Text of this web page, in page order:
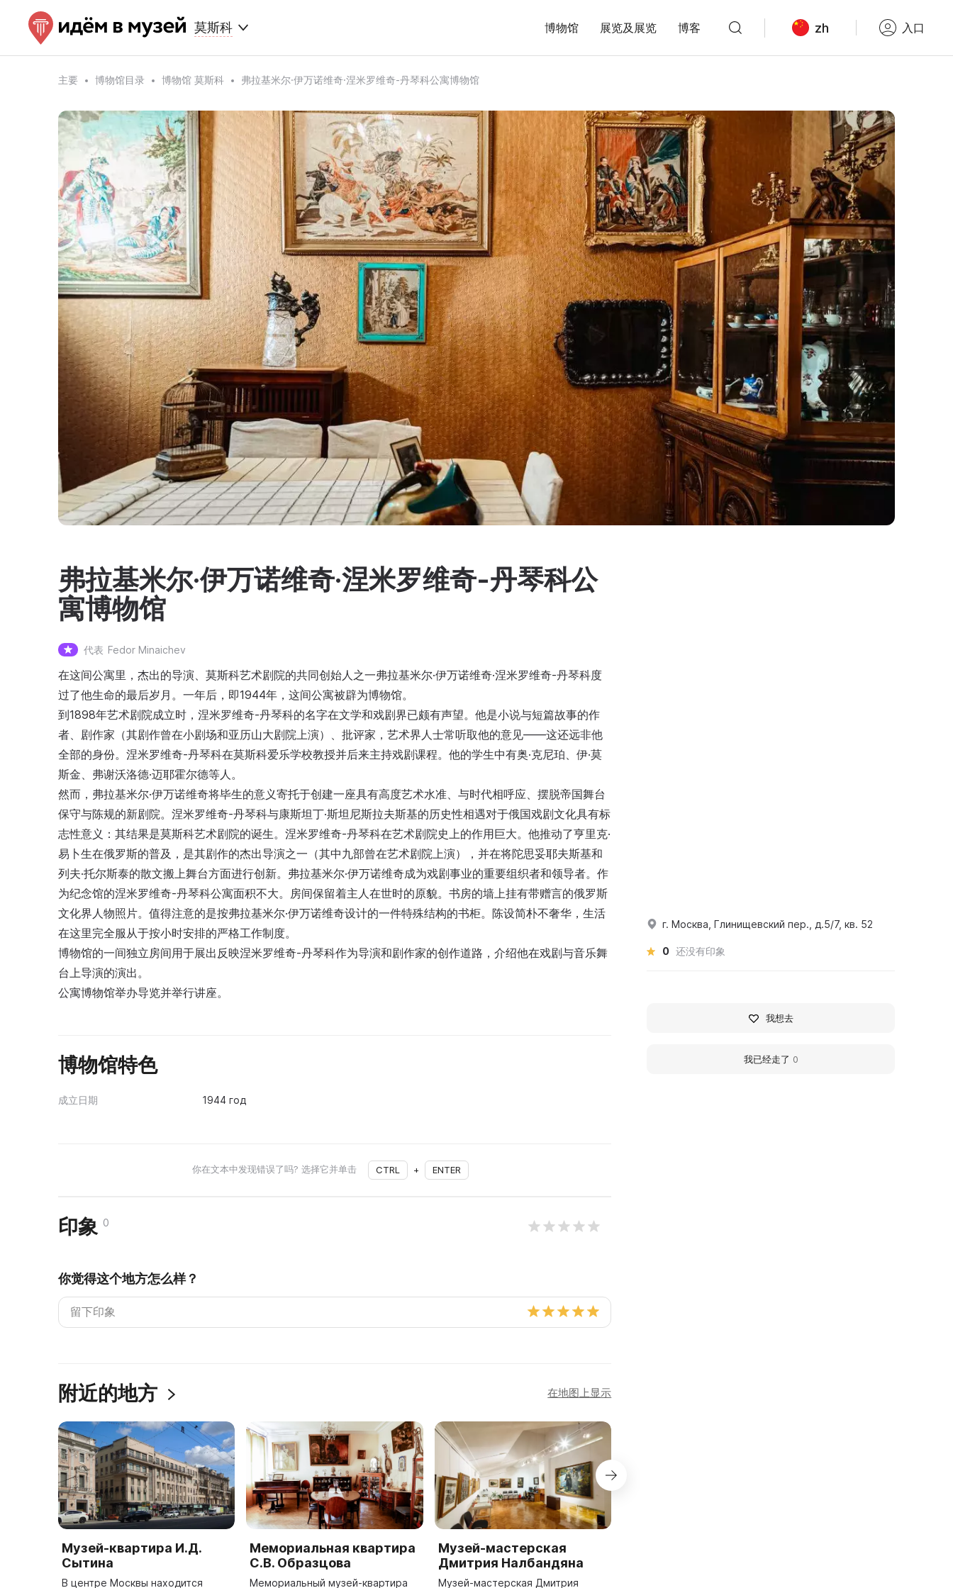
莫斯科 博物馆 展览及展览 博客 zh 入口
主要 博物馆目录 博物馆 莫斯科 弗拉基米尔·伊万诺维奇·涅米罗维奇-丹琴科公寓博物馆
弗拉基米尔·伊万诺维奇·涅米罗维奇-丹琴科公
寓博物馆
代表 Fedor Minaichev
在这间公寓里，杰出的导演、莫斯科艺术剧院的共同创始人之一弗拉基米尔·伊万诺维奇·涅米罗维奇-丹琴科度
过了他生命的最后岁月。一年后，即1944年，这间公寓被辟为博物馆。
到1898年艺术剧院成立时，涅米罗维奇-丹琴科的名字在文学和戏剧界已颇有声望。他是小说与短篇故事的作
者、剧作家（其剧作曾在小剧场和亚历山大剧院上演）、批评家，艺术界人士常听取他的意见——这还远非他
全部的身份。涅米罗维奇-丹琴科在莫斯科爱乐学校教授并后来主持戏剧课程。他的学生中有奥·克尼珀、伊·莫
斯金、弗谢沃洛德·迈耶霍尔德等人。
然而，弗拉基米尔·伊万诺维奇将毕生的意义寄托于创建一座具有高度艺术水准、与时代相呼应、摆脱帝国舞台
保守与陈规的新剧院。涅米罗维奇-丹琴科与康斯坦丁·斯坦尼斯拉夫斯基的历史性相遇对于俄国戏剧文化具有标
志性意义：其结果是莫斯科艺术剧院的诞生。涅米罗维奇-丹琴科在艺术剧院史上的作用巨大。他推动了亨里克·
易卜生在俄罗斯的普及，是其剧作的杰出导演之一（其中九部曾在艺术剧院上演），并在将陀思妥耶夫斯基和
列夫·托尔斯泰的散文搬上舞台方面进行创新。弗拉基米尔·伊万诺维奇成为戏剧事业的重要组织者和领导者。作
为纪念馆的涅米罗维奇-丹琴科公寓面积不大。房间保留着主人在世时的原貌。书房的墙上挂有带赠言的俄罗斯
文化界人物照片。值得注意的是按弗拉基米尔·伊万诺维奇设计的一件特殊结构的书柜。陈设简朴不奢华，生活
在这里完全服从于按小时安排的严格工作制度。
博物馆的一间独立房间用于展出反映涅米罗维奇-丹琴科作为导演和剧作家的创作道路，介绍他在戏剧与音乐舞
台上导演的演出。
公寓博物馆举办导览并举行讲座。
博物馆特色
成立日期 1944 год
你在文本中发现错误了吗? 选择它并单击 CTRL + ENTER
印象 0
你觉得这个地方怎么样？
附近的地方 在地图上显示
Музей-квартира И.Д.
Сытина
В центре Москвы находится
Мемориальная квартира
С.В. Образцова
Мемориальный музей-квартира
Музей-мастерская
Дмитрия Налбандяна
Музей-мастерская Дмитрия
г. Москва, Глинищевский пер., д.5/7, кв. 52
0 还没有印象
我想去
我已经走了 0